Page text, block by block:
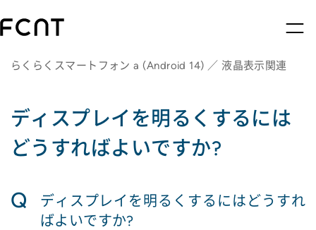
らくらくスマートフォン a (Android 14) ／ 液晶表示関連
ディスプレイを明るくするには
どうすればよいですか?
Q
ディスプレイを明るくするにはどうすれ
ばよいですか?